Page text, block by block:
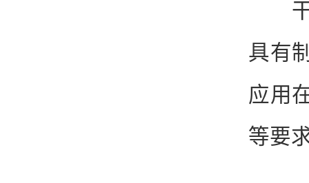
干
具有
应用
等要